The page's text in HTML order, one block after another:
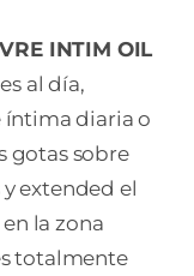
INTIM OIL
al día,
íntima diaria o
gotas sobre
extended el
la zona
totalmente